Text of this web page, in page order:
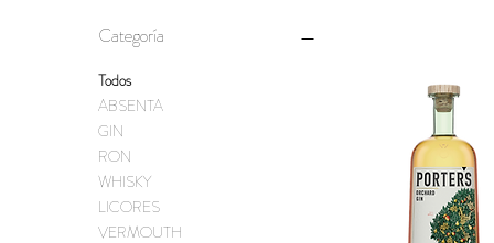
Categoría
Todos
ABSENTA
GIN
RON
WHISKY
LICORES
VERMOUTH